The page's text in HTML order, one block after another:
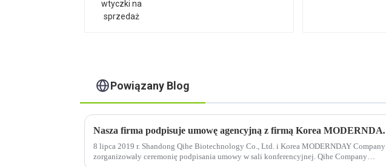
Powiązany Blog
Nasza firma
8 lipca 2019 r. Shandong Qihe Biotechnology Co., Ltd. i Korea MODERNDAY Company
zorganizowały ceremonię podpisania umowy w sali konferencyjnej. Qihe Company